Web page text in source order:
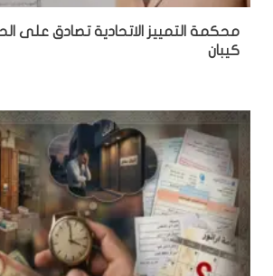
محكمة التمييز الاتحادية تصادق على
كيبان